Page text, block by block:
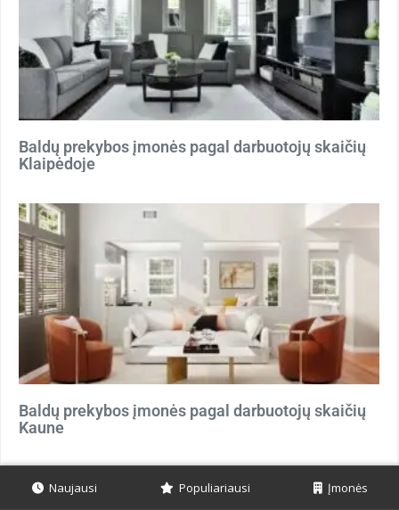
Baldų prekybos įmonės pagal darbuotojų skaičių
Klaipėdoje
Baldų prekybos įmonės pagal darbuotojų skaičių
Kaune
Naujausi Populiariausi Įmonės